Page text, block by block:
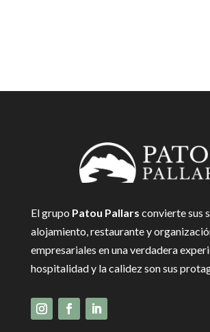
El grupo Patou Pallars convierte sus
alojamiento, restaurante y
empresariales en una verdadera
hospitalidad y la calidez son sus